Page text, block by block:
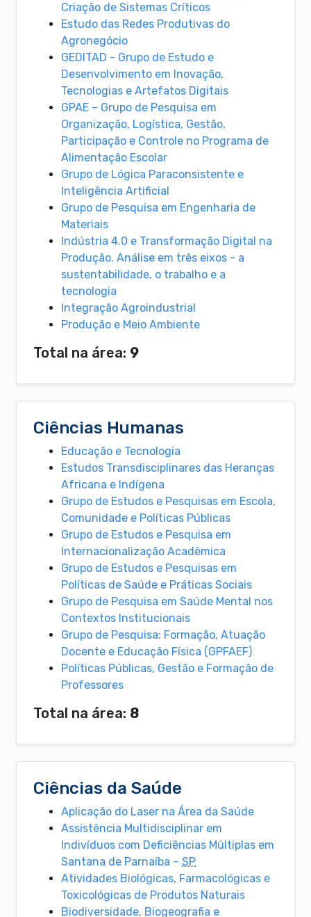
Criação de Sistemas Críticos
Estudo das Redes Produtivas do
Agronegócio
GEDITAD - Grupo de Estudo e
Desenvolvimento em Inovação,
Tecnologias e Artefatos Digitais
GPAE – Grupo de Pesquisa em
Organização, Logística, Gestão,
Participação e Controle no Programa de
Alimentação Escolar
Grupo de Lógica Paraconsistente e
Inteligência Artificial
Grupo de Pesquisa em Engenharia de
Materiais
Indústria 4.0 e Transformação Digital na
Produção. Análise em três eixos - a
sustentabilidade, o trabalho e a
tecnologia
Integração Agroindustrial
Produção e Meio Ambiente
Total na área: 9
Ciências Humanas
Educação e Tecnologia
Estudos Transdisciplinares das Heranças
Africana e Indígena
Grupo de Estudos e Pesquisas em Escola,
Comunidade e Políticas Públicas
Grupo de Estudos e Pesquisa em
Internacionalização Acadêmica
Grupo de Estudos e Pesquisas em
Políticas de Saúde e Práticas Sociais
Grupo de Pesquisa em Saúde Mental nos
Contextos Institucionais
Grupo de Pesquisa: Formação, Atuação
Docente e Educação Física (GPFAEF)
Políticas Públicas, Gestão e Formação de
Professores
Total na área: 8
Ciências da Saúde
Aplicação do Laser na Área da Saúde
Assistência Multidisciplinar em
Indivíduos com Deficiências Múltiplas em
Santana de Parnaíba – SP
Atividades Biológicas, Farmacológicas e
Toxicológicas de Produtos Naturais
Biodiversidade, Biogeografia e